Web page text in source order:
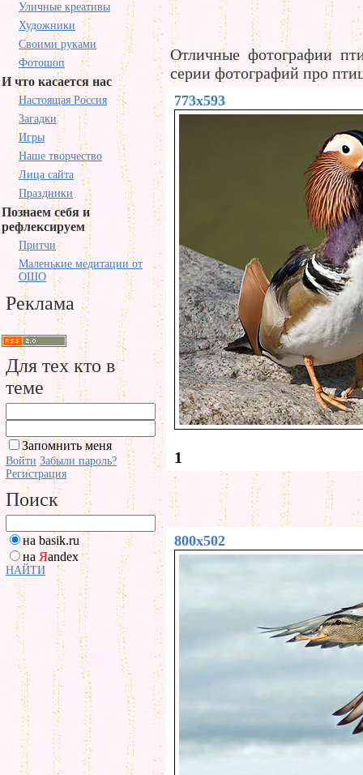
Уличные креативы
Художники
Своими руками
Фотошоп
И что касается нас
Настоящая Россия
Загадки
Игры
Наше творчество
Лица сайта
Праздники
Познаем себя и
рефлексируем
Притчи
Маленькие медитации от
ОШО
Реклама
Для тех кто в
теме
Запомнить меня
Войти Забыли пароль?
Регистрация
Поиск
на basik.ru
на Яandex
НАЙТИ
Отличные фотографии
серии фотографий про
773x593
1
800x502